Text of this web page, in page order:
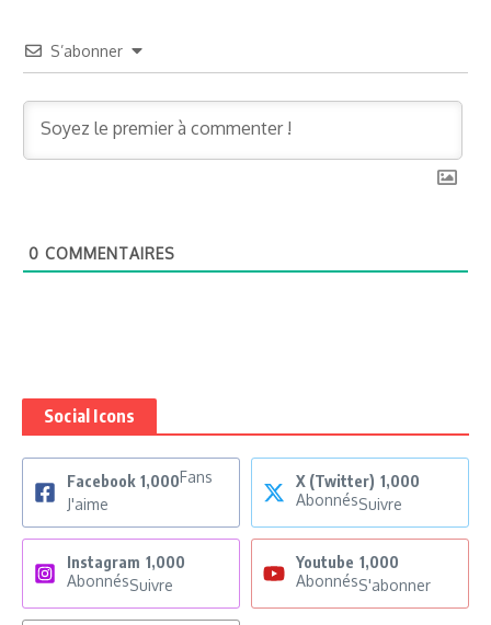
S’abonner
0 COMMENTAIRES
Social Icons
Facebook 1,000Fans
J'aime
X (Twitter) 1,000
AbonnésSuivre
Instagram 1,000
AbonnésSuivre
Youtube 1,000
AbonnésS'abonner